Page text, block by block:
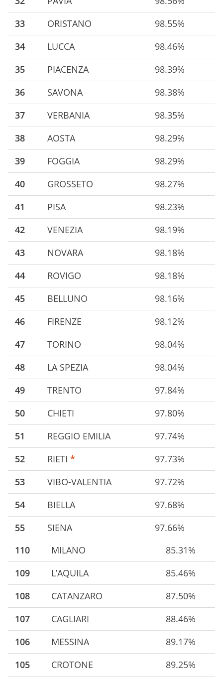
33
ORISTANO
98.55%
34
LUCCA
98.46%
35
PIACENZA
98.39%
36
SAVONA
98.38%
37
VERBANIA
98.35%
38
AOSTA
98.29%
39
FOGGIA
98.29%
40
GROSSETO
98.27%
41
PISA
98.23%
42
VENEZIA
98.19%
43
NOVARA
98.18%
44
ROVIGO
98.18%
45
BELLUNO
98.16%
46
FIRENZE
98.12%
47
TORINO
98.04%
48
LA SPEZIA
98.04%
49
TRENTO
97.84%
50
CHIETI
97.80%
51
REGGIO EMILIA
97.74%
52
RIETI *
97.73%
53
VIBO-VALENTIA
97.72%
54
BIELLA
97.68%
55
SIENA
97.66%
110
MILANO
85.31%
109
L’AQUILA
85.46%
108
CATANZARO
87.50%
107
CAGLIARI
88.46%
106
MESSINA
89.17%
105
CROTONE
89.25%